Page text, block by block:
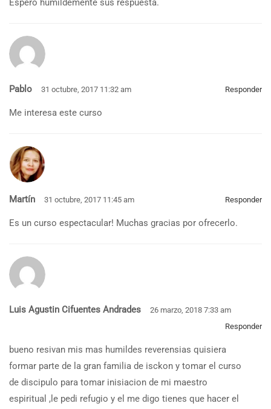
Espero humildemente sus respuesta.
Pablo 31 octubre, 2017 11:32 am Responder
Me interesa este curso
Martín 31 octubre, 2017 11:45 am Responder
Es un curso espectacular! Muchas gracias por ofrecerlo.
Luis Agustin Cifuentes Andrades
26 marzo, 2018 7:33 am
Responder
bueno resivan mis mas humildes reverensias quisiera
formar parte de la gran familia de isckon y tomar el curso
de discipulo para tomar inisiacion de mi maestro
espiritual ,le pedi refugio y el me digo tienes que hacer el